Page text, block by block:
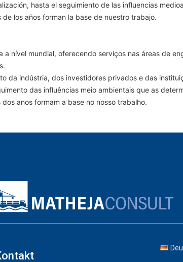
hasta el seguimiento de las influencias
los años forman la base de nuestro trabajo.
a nível mundial, oferecendo serviços nas áreas de
da indústria, dos investidores privados e das
das influências meio ambientais que as
anos formam a base no nosso trabalho.